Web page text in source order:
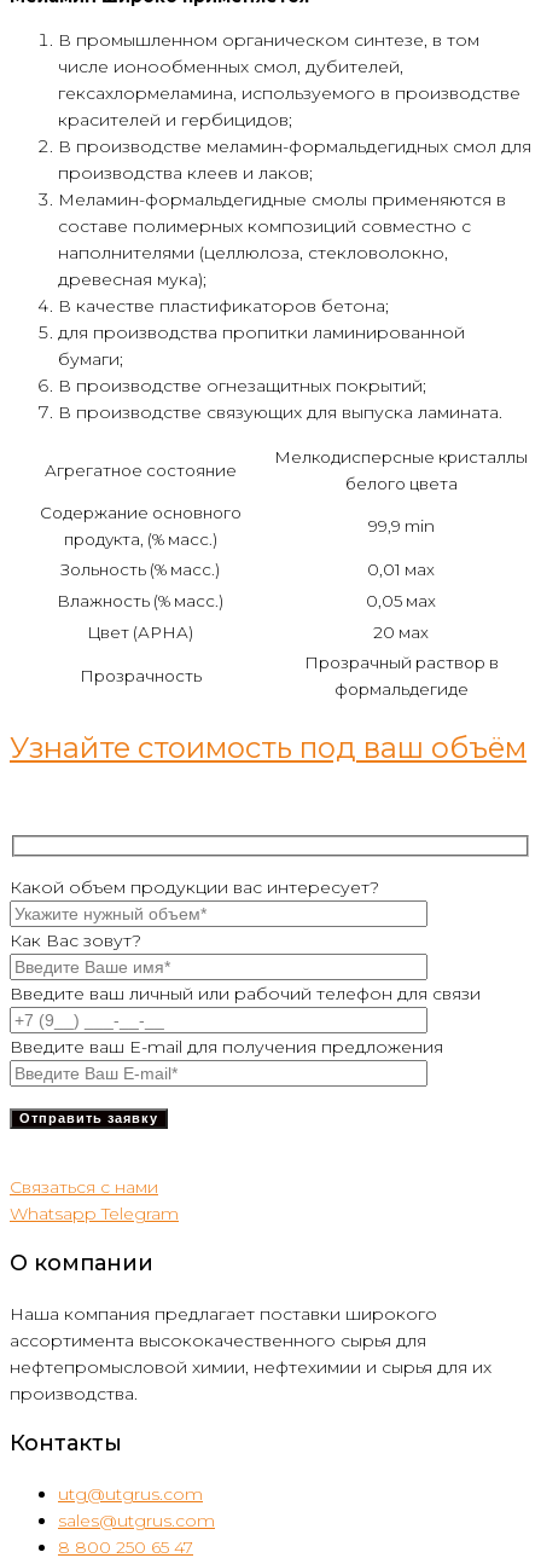
В промышленном органическом синтезе, в том
числе ионообменных смол, дубителей,
гексахлормеламина, используемого в производстве
красителей и гербицидов;
В производстве меламин-формальдегидных смол для
производства клеев и лаков;
Меламин-формальдегидные смолы применяются в
составе полимерных композиций совместно с
наполнителями (целлюлоза, стекловолокно,
древесная мука);
В качестве пластификаторов бетона;
для производства пропитки ламинированной
бумаги;
В производстве огнезащитных покрытий;
В производстве связующих для выпуска ламината.
Агрегатное состояние
Мелкодисперсные кристаллы
белого цвета
Содержание основного
продукта, (% масс.)
99,9 min
Зольность (% масс.)
0,01 мах
Влажность (% масс.)
0,05 мах
Цвет (АРНА)
20 мах
Прозрачность
Прозрачный раствор в
формальдегиде
Узнайте стоимость под ваш объём
Какой объем продукции вас интересует?
Как Вас зовут?
Введите ваш личный или рабочий телефон для связи
Введите ваш E-mail для получения предложения
Связаться с нами
Whatsapp Telegram
О компании
Наша компания предлагает поставки широкого
ассортимента высококачественного сырья для
нефтепромысловой химии, нефтехимии и сырья для их
производства.
Контакты
utg@utgrus.com
sales@utgrus.com
8 800 250 65 47